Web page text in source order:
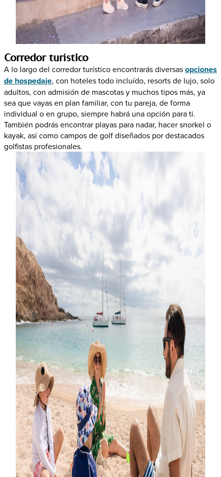
Corredor turístico
A lo largo del corredor turístico encontrarás diversasopciones
de hospedaje, con hoteles todo incluído, resorts de lujo, solo
adultos, con admisión de mascotas y muchos tipos más, ya
sea que vayas en plan familiar, con tu pareja, de forma
individual o en grupo, siempre habrá una opción para ti.
También podrás encontrar playas para nadar, hacer snorkel o
kayak, así como campos de golf diseñados por destacados
golfistas profesionales.